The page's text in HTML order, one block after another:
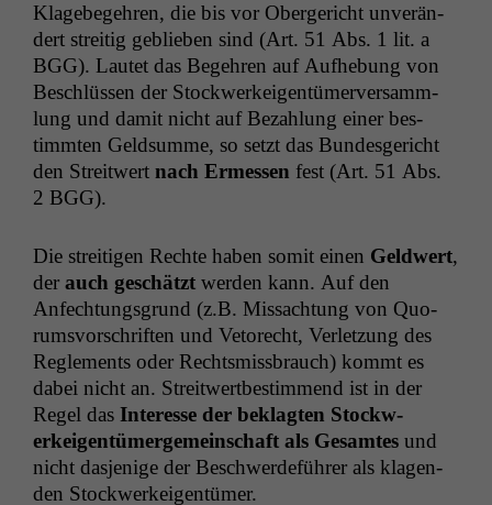
Klage­begehren, die bis vor Oberg­ericht unverän­
dert stre­it­ig geblieben sind (Art. 51 Abs. 1 lit. a
BGG). Lautet das Begehren auf Aufhe­bung von
Beschlüssen der Stock­w­erkeigen­tümerver­samm­
lung und damit nicht auf Bezahlung ein­er bes­
timmten Geld­summe, so set­zt das Bun­des­gericht
den Stre­itwert nach Ermessen fest (Art. 51 Abs.
2 BGG).
Die stre­it­i­gen Rechte haben somit einen Geld­w­ert,
der auch geschätzt wer­den kann. Auf den
Anfech­tungs­grund (z.B. Mis­sach­tung von Quo­
rumsvorschriften und Vetorecht, Ver­let­zung des
Regle­ments oder Rechtsmiss­brauch) kommt es
dabei nicht an. Stre­itwertbes­tim­mend ist in der
Regel das Inter­esse der beklagten Stock­w­
erkeigen­tümerge­mein­schaft als Gesamtes und
nicht das­jenige der Beschw­erde­führer als kla­gen­
den Stockwerkeigentümer.